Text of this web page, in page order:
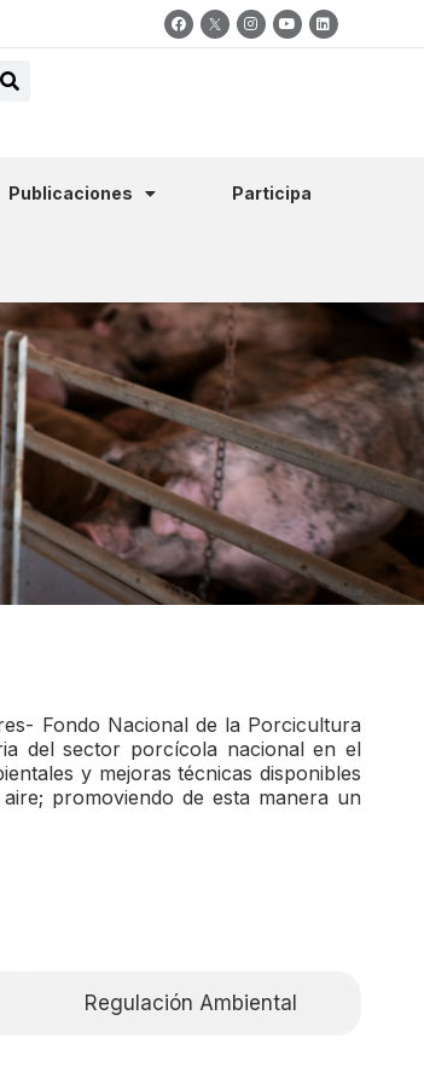
Publicaciones
Participa
Fondo Nacional de la Porcicultura
del sector porcícola nacional en el
y mejoras técnicas disponibles
promoviendo de esta manera un
Regulación Ambiental